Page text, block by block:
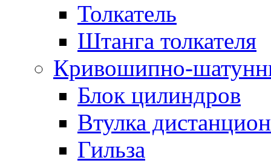
Толкатель
Штанга толкателя
Кривошипно-
Блок цилиндров
Втулка
Гильза